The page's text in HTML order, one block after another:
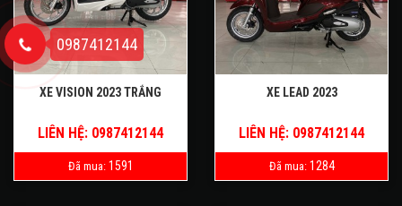
XE VISION 2023 TRẮNG
LIÊN HỆ: 0987412144
Đã mua: 1591
XE LEAD 2023
LIÊN HỆ: 0987412144
Đã mua: 1284
0987412144